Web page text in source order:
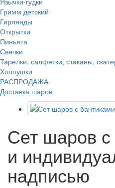
Гримм детский
Гирлянды
Открытки
Пиньята
Свечки
Тарелки, салфетки, стаканы,
Хлопушки
РАСПРОДАЖА
Доставка шаров
Сет шаров с
и
надписью